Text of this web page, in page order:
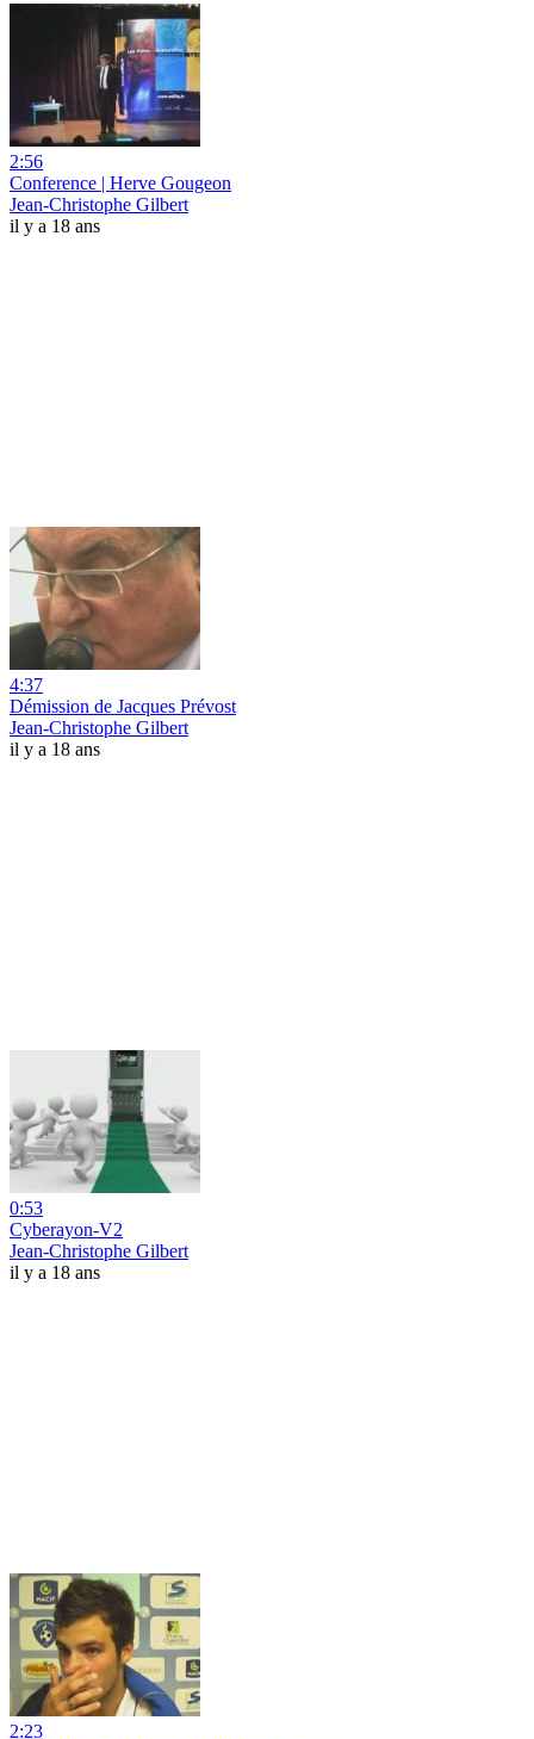
2:56
Conference | Herve Gougeon
Jean-Christophe Gilbert
il y a 18 ans
4:37
Démission de Jacques Prévost
Jean-Christophe Gilbert
il y a 18 ans
0:53
Cyberayon-V2
Jean-Christophe Gilbert
il y a 18 ans
2:23